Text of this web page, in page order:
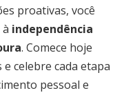
proativas, você
independência
. Comece hoje
celebre cada etapa
pessoal e